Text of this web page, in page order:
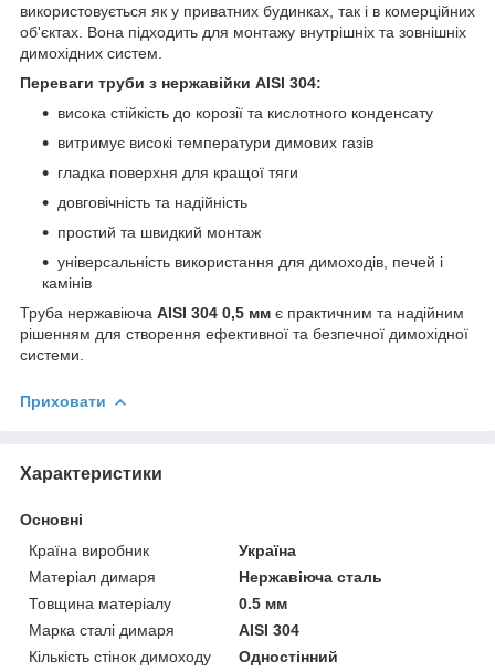
використовується як у приватних будинках, так і в комерційних
об'єктах. Вона підходить для монтажу внутрішніх та зовнішніх
димохідних систем.
Переваги труби з нержавійки AISI 304:
висока стійкість до корозії та кислотного конденсату
витримує високі температури димових газів
гладка поверхня для кращої тяги
довговічність та надійність
простий та швидкий монтаж
універсальність використання для димоходів, печей і
камінів
Труба нержавіюча AISI 304 0,5 мм є практичним та надійним
рішенням для створення ефективної та безпечної димохідної
системи.
Приховати
Характеристики
Основні
Країна виробник
Україна
Матеріал димаря
Нержавіюча сталь
Товщина матеріалу
0.5 мм
Марка сталі димаря
AISI 304
Кількість стінок димоходу
Одностінний